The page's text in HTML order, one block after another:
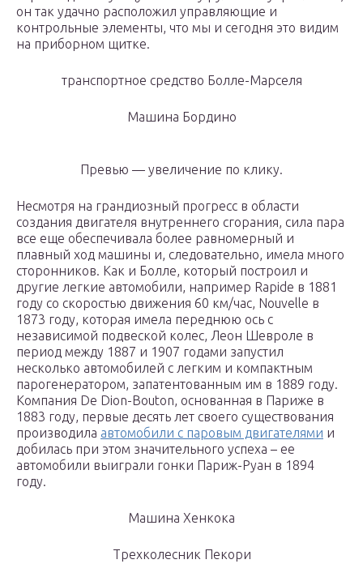
он так удачно расположил управляющие и
контрольные элементы, что мы и сегодня это видим
на приборном щитке.
транспортное средство Болле-Марселя
Машина Бордино
Превью — увеличение по клику.
Несмотря на грандиозный прогресс в области
создания двигателя внутреннего сгорания, сила пара
все еще обеспечивала более равномерный и
плавный ход машины и, следовательно, имела много
сторонников. Как и Болле, который построил и
другие легкие автомобили, например Rapide в 1881
году со скоростью движения 60 км/час, Nouvelle в
1873 году, которая имела переднюю ось с
независимой подвеской колес, Леон Шевроле в
период между 1887 и 1907 годами запустил
несколько автомобилей с легким и компактным
парогенератором, запатентованным им в 1889 году.
Компания De Dion-Bouton, основанная в Париже в
1883 году, первые десять лет своего существования
производила автомобили с паровым двигателями и
добилась при этом значительного успеха – ее
автомобили выиграли гонки Париж-Руан в 1894
году.
Машина Хенкока
Трехколесник Пекори